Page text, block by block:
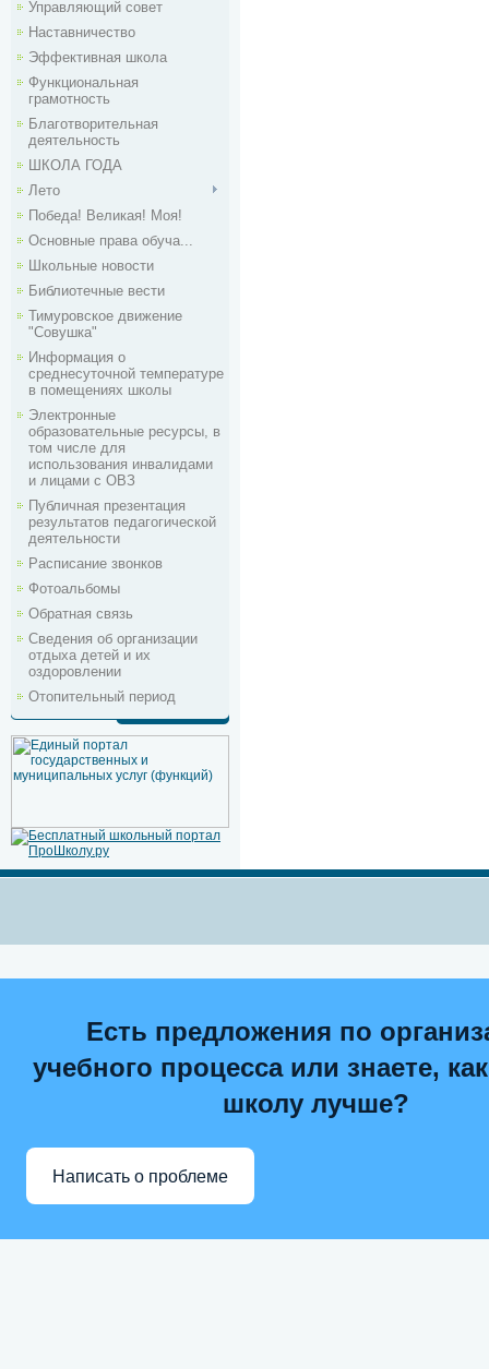
Управляющий совет
Наставничество
Эффективная школа
Функциональная
грамотность
Благотворительная
деятельность
ШКОЛА ГОДА
Лето
Победа! Великая! Моя!
Основные права обуча...
Школьные новости
Библиотечные вести
Тимуровское движение
"Совушка"
Информация о
среднесуточной температуре
в помещениях школы
Электронные
образовательные ресурсы, в
том числе для
использования инвалидами
и лицами с ОВЗ
Публичная презентация
результатов педагогической
деятельности
Расписание звонков
Фотоальбомы
Обратная связь
Сведения об организации
отдыха детей и их
оздоровлении
Отопительный период
Есть предложения по
учебного процесса или знаете,
школу лучше?
Написать о проблеме